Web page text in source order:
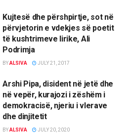
Kujtesë dhe përshpirtje, sot në
përvjetorin e vdekjes së poetit
të kushtrimeve lirike, Ali
Podrimja
BYALSIVA JULY 21, 2017
Arshi Pipa, disident në jetë dhe
në vepër, kurajozi i zëshëm i
demokracisë, njeriu i vlerave
dhe dinjitetit
BYALSIVA JULY 20, 2020